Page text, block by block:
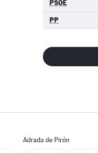
PSOE
PP
Adrada de Pirón